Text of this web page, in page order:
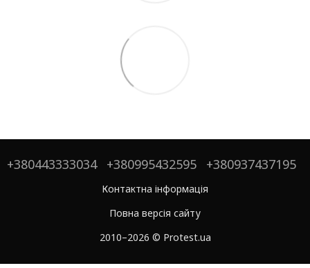
+380443333034 +380995432595 +380937437195
Контактна інформація
Повна версія сайту
2010–2026 © Protest.ua